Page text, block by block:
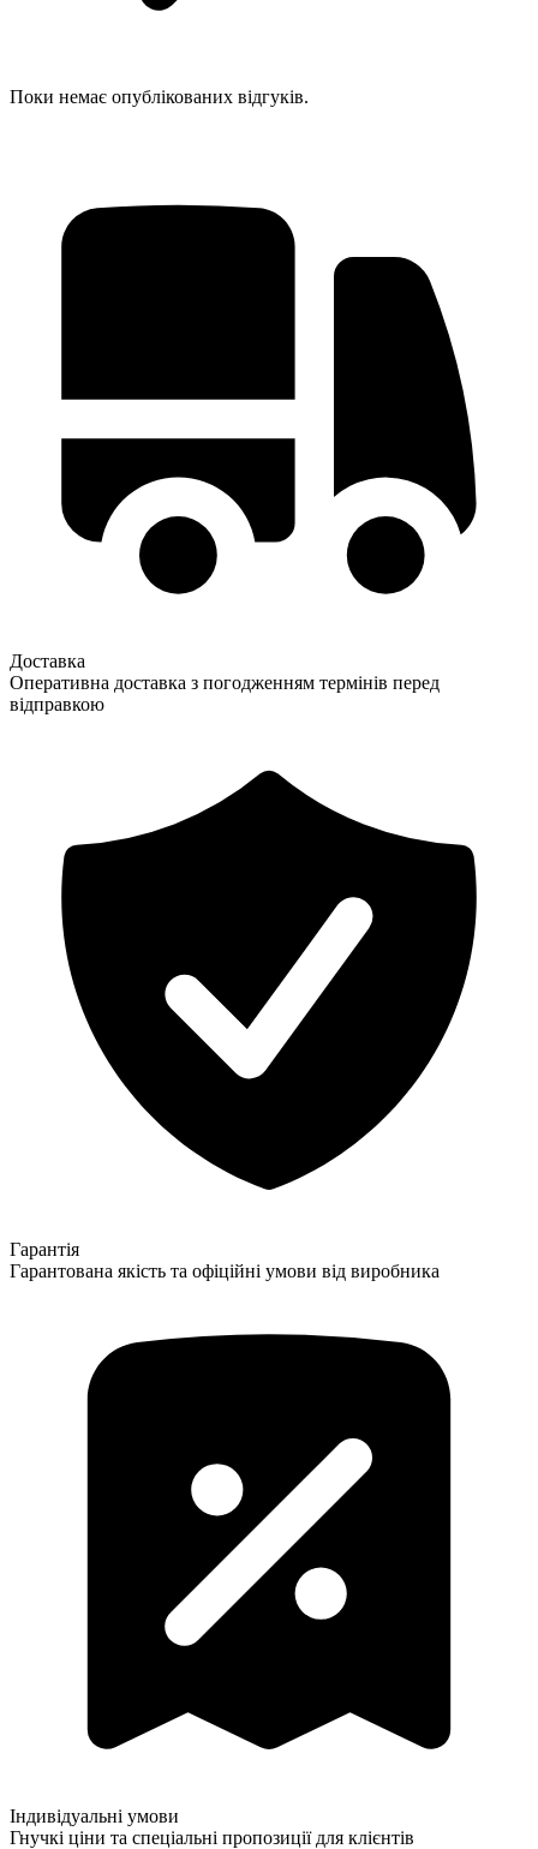
Поки немає опублікованих відгуків.
Доставка
Оперативна доставка з погодженням термінів перед
відправкою
Гарантія
Гарантована якість та офіційні умови від виробника
Індивідуальні умови
Гнучкі ціни та спеціальні пропозиції для клієнтів